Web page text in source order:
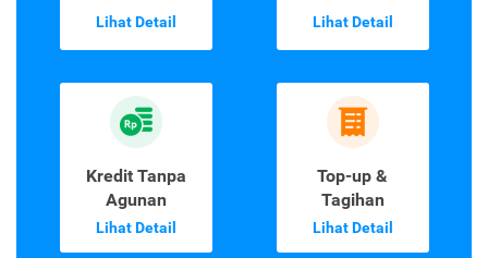
Lihat Detail Lihat Detail
Kredit Tanpa
Agunan
Lihat Detail
Top-up &
Tagihan
Lihat Detail